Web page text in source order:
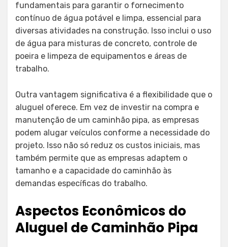
fundamentais para garantir o fornecimento
contínuo de água potável e limpa, essencial para
diversas atividades na construção. Isso inclui o uso
de água para misturas de concreto, controle de
poeira e limpeza de equipamentos e áreas de
trabalho.
Outra vantagem significativa é a flexibilidade que o
aluguel oferece. Em vez de investir na compra e
manutenção de um caminhão pipa, as empresas
podem alugar veículos conforme a necessidade do
projeto. Isso não só reduz os custos iniciais, mas
também permite que as empresas adaptem o
tamanho e a capacidade do caminhão às
demandas específicas do trabalho.
Aspectos Econômicos do
Aluguel de Caminhão Pipa